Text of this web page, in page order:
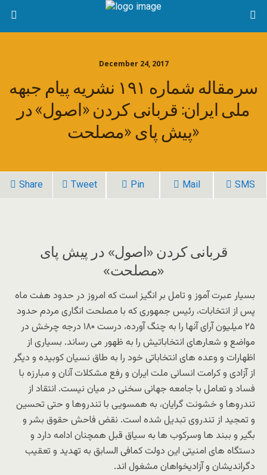
December 24, 2017
سرمقاله شماره ۱۹۱ نشریه پیام جبهه
ملی ایران: قربانی کردن «اصول» در
پیش پای «مصلحت»
Share Tweet Pin Mail SMS
قربانی کردن «اصول» در پیش پای
«مصلحت»
بسیار عبرت آموز و تامل بر انگیز است که امروز در حدود هفت ماه
پس از انتخابات، رئیس جمهوری که با مصلحت انگاری مردم حدود
۲۵ میلیون آرای آنها را به چنگ آورده، درست ۱۸۰ درجه چرخش در
مواضع و شعارهای انتخاباتیش را به ظهور می رساند. بسیاری از
اظهارات و وعده های انتخاباتی خود را به طاق نسیان کوبیده و دیگر
از آزادی و کرامت انسانی ملت ایران و رفع مشکلات آنان و مبارزه با
فساد و تعامل با جامعه جهانی سخنی در میان نیست. انتقاد از
تندروها و خشونت گرایان، به همسویی با تندروها و حتی تحسین
و تمجید از تندروی تبدیل شده است. نقض فاحش حقوق بشر و
بگیر و ببند ها وسرکوب ها به سیاق قبل همچنان ادامه دارد و
دستگاه های امنیتی این دولت کمافی السابق به تهدید و تعقیب
دگراندیشان و آزادیخواهان مشغول اند.